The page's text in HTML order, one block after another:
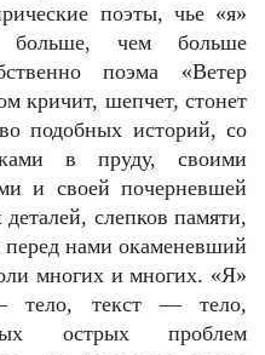
поэты, чье «я»
больше, чем больше
поэма «Ветер
кричит, шепчет, стонет
подобных историй, со
в пруду, своими
и своей почерневшей
слепков памяти,
перед нами окаменевший
многих и многих. «Я»
тело, текст — тело,
острых проблем